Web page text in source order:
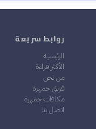
روابط سريعة
الرئيسية
الأكثر قراءة
من نحن
فريق جمهرة
مكافآت جمهرة
اتصل بنا